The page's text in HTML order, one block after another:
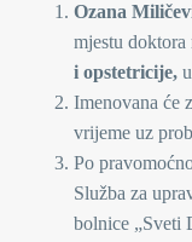
Ozana
mjestu doktora
i opstetricije,
Imenovana će
vrijeme uz
Po
Služba za
bolnice „Sveti